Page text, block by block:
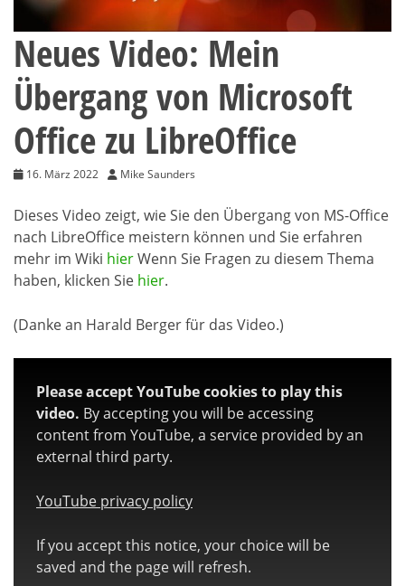
Neues Video: Mein
Übergang von Microsoft
Office zu LibreOffice
16. März 2022 Mike Saunders
Dieses Video zeigt, wie Sie den Übergang von MS-Office
nach LibreOffice meistern können und Sie erfahren
mehr im Wiki hierWenn Sie Fragen zu diesem Thema
haben, klicken Sie hier.
(Danke an Harald Berger für das Video.)
Please accept YouTube cookies to play this
video. By accepting you will be accessing
content from YouTube, a service provided by an
external third party.
YouTube privacy policy
If you accept this notice, your choice will be
saved and the page will refresh.